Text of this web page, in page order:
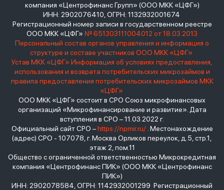
компания «Центрофинанс Групп» (ООО МКК «ЦФГ»)
ИНН: 2902076410, ОГРН: 1132932001674
Регистрационный номер записи в государственном реестре
ООО МКК «ЦФГ» № 651303111004012 от 18.03.2013
Персональный состав органов управления и информация о
структуре и составе участников ООО МКК «ЦФГ»
Устав МКК «ЦФГ» Информация об условиях предоставления,
использования и возврата потребительских микрозаймов и
правила предоставления потребительских микрозаймов МКК
«ЦФГ»
ООО МКК «ЦФГ» состоит в СРО Союз микрофинансовых
организаций «Микрофинансирование и развитие». Дата
вступления в СРО – 11.03.2022 г.
Официальный сайт СРО –https://npmir.ru/. Местонахождение
(адрес) СРО - 107078, г. Москва Орликов переулок, д.5, стр.1,
этаж 2, пом.11
Общество с ограниченной ответственностью Микрокредитная
компания «Центрофинанс ПИК» (ООО МКК «Центрофинанс
ПИК»)
ИНН: 2902078584, ОГРН: 1142932001299 Регистрационный